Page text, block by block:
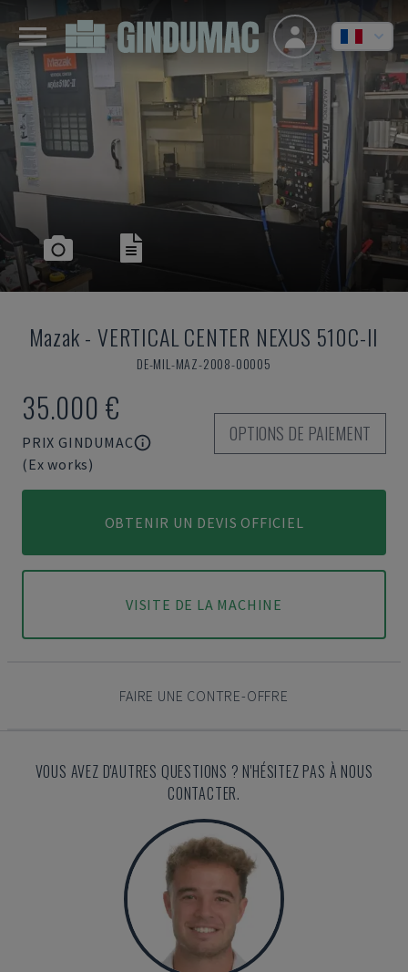
Mazak-VERTICAL CENTER NEXUS 510C-II
DE-MIL-MAZ-2008-00005
35.000 €
PRIX GINDUMAC
(Ex works)
OPTIONS DE PAIEMENT
OBTENIR UN DEVIS OFFICIEL
VISITE DE LA MACHINE
FAIRE UNE CONTRE-OFFRE
VOUS AVEZ D'AUTRES QUESTIONS ? N'HÉSITEZ PAS À NOUS
CONTACTER.